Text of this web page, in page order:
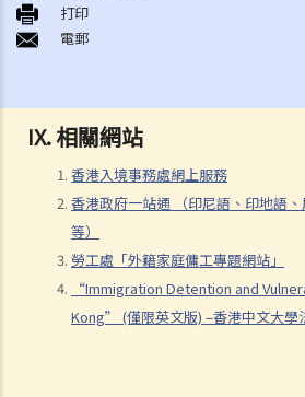
IX. 相關網站
香港入境事務處網上服務
香港政府一站通 （印尼語、印地語
等）
勞工處「外籍家庭傭工專題網站」
“Immigration Detention and
Kong” (僅限英文版) –香港中文大學
麼分別？
2. 中國大陸的所有少數民族是否都擁有中國國
4. 香港居民能否持有雙重國籍？
5. 中國國籍可否喪失或被放棄？
6. 外籍人士可否在香港申請成為中國公民？
7. 「居籍」(domicile) 的法律概念是甚麼？
香港永久性居民身分
1. 我是否需要連續在香港居住七年，才可獲
2. 香港永久性居民享有甚麼法定權利？
打印
電郵